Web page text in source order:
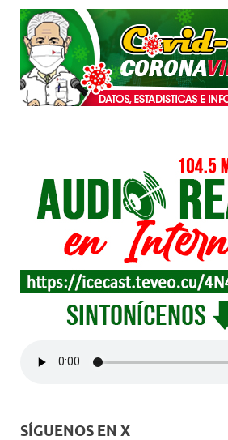
SÍGUENOS EN X